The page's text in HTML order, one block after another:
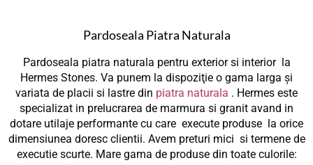
Pardoseala Piatra Naturala
Pardoseala piatra naturala pentru exterior si interior la
Hermes Stones. Va punem la dispoziţie o gama larga şi
variata de placii si lastre din piatra naturala . Hermes este
specializat in prelucrarea de marmura si granit avand in
dotare utilaje performante cu care execute produse la orice
dimensiunea doresc clientii. Avem preturi mici si termene de
executie scurte. Mare gama de produse din toate culorile: